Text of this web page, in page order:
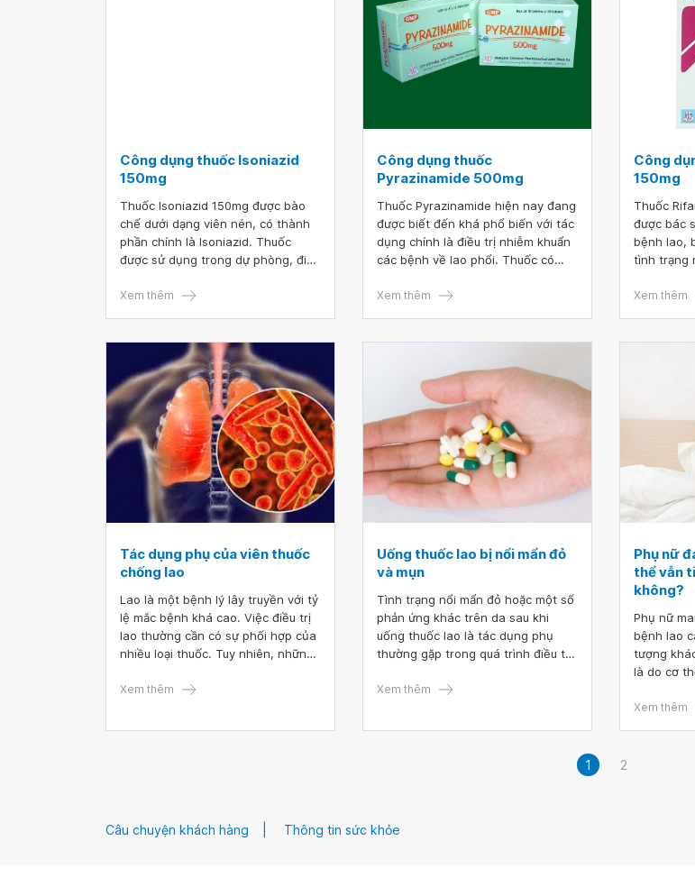
Công dụng thuốc Isoniazid
150mg
Thuốc Isoniazid 150mg được bào
chế dưới dạng viên nén, có thành
phần chính là Isoniazid. Thuốc
được sử dụng trong dự phòng, điều
Xem thêm
Công dụng thuốc
Pyrazinamide 500mg
Thuốc Pyrazinamide hiện nay đang
được biết đến khá phổ biến với tác
dụng chính là điều trị nhiễm khuẩn
các bệnh về lao phổi. Thuốc có
thuốc trên toàn quốc với dạng
Xem thêm
Công
150mg
Thuốc
được bác
bệnh lao,
tình trạng
gây ra.
mà bác
Xem thêm
Tác dụng phụ của viên thuốc
chống lao
Lao là một bệnh lý lây truyền với tỷ
lệ mắc bệnh khá cao. Việc điều trị
lao thường cần có sự phối hợp của
nhiều loại thuốc. Tuy nhiên, những
những tác dụng không mong
Xem thêm
Uống thuốc lao bị nổi mẩn đỏ
và mụn
Tình trạng nổi mẩn đỏ hoặc một số
phản ứng khác trên da sau khi
uống thuốc lao là tác dụng phụ
thường gặp trong quá trình điều trị
nhau mà sẽ có những cách xử lý
Xem thêm
Phụ nữ
thể vẫn
không?
Phụ nữ
bệnh lao
tượng
là do cơ
miễn dịch
Xem thêm
1 2
Câu chuyện khách hàng Thông tin sức khỏe